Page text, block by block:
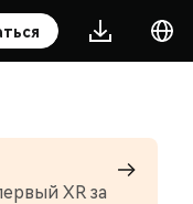
XR за